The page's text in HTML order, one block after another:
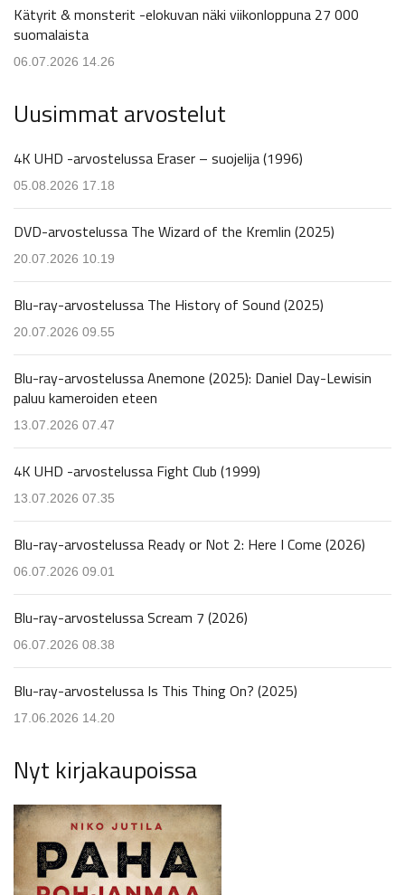
Kätyrit & monsterit -elokuvan näki viikonloppuna 27 000
suomalaista
06.07.2026 14.26
Uusimmat arvostelut
4K UHD -arvostelussa Eraser – suojelija (1996)
05.08.2026 17.18
DVD-arvostelussa The Wizard of the Kremlin (2025)
20.07.2026 10.19
Blu-ray-arvostelussa The History of Sound (2025)
20.07.2026 09.55
Blu-ray-arvostelussa Anemone (2025): Daniel Day-Lewisin
paluu kameroiden eteen
13.07.2026 07.47
4K UHD -arvostelussa Fight Club (1999)
13.07.2026 07.35
Blu-ray-arvostelussa Ready or Not 2: Here I Come (2026)
06.07.2026 09.01
Blu-ray-arvostelussa Scream 7 (2026)
06.07.2026 08.38
Blu-ray-arvostelussa Is This Thing On? (2025)
17.06.2026 14.20
Nyt kirjakaupoissa